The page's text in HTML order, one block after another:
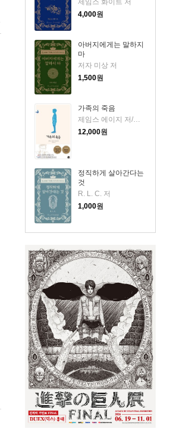
4,000원
아버지에게는 말하지
마
저자 미상 저
1,500원
가족의 죽음
제임스 에이지 저/문희경 역
12,000원
정직하게 살아간다는
것
R. L. C. 저
1,000원